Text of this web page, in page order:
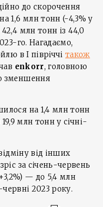
до скорочення
1,6 млн тонн (-4,3% у
млн тонн із 44,0
го. Нагадаємо,
в I півріччітакож
enkorr, головною
зменшення
на 1,4 млн тонн
млн тонн у січні-
від інших
за січень-червень
— до 5,4 млн
2023 року.